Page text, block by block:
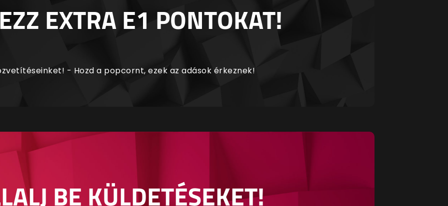
EXTRA E1 PONTOKAT!
- Hozd a popcornt, ezek az adások érkeznek!
BE KÜLDETÉSEKET!